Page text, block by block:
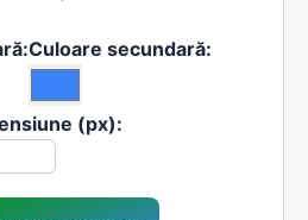
Culoare secundară:
(px):